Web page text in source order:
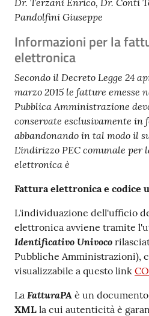
Pandolfini Giuseppe
Informazioni per la
elettronica
Secondo il Decreto Legge 24
marzo 2015 le fatture emesse
Pubblica Amministrazione
conservate esclusivamente in
abbandonando in tal modo il
L'indirizzo PEC comunale per
elettronica è
Fattura elettronica e codice
L'individuazione dell'ufficio
elettronica avviene tramite
Identificativo Univoco
Pubbliche Amministrazioni),
visualizzabile a questo link
La FatturaPA è un
XML la cui autenticità è